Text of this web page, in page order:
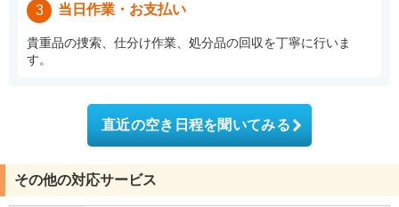
3 当日作業・お支払い
貴重品の捜索、仕分け作業、処分品の回収を丁寧に行いま
す。
直近の空き日程を聞いてみる
その他の対応サービス